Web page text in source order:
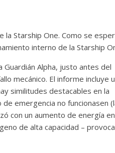
la Starship One. Como se
interno de la Starship
Alpha, justo antes del
mecánico. El informe incluye
similitudes destacables en la
emergencia no funcionasen
con un aumento de energía
de alta capacidad –